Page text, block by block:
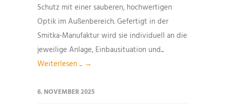
Schutz mit einer sauberen, hochwertigen
Optik im Außenbereich. Gefertigt in der
Smitka-Manufaktur wird sie individuell an die
jeweilige Anlage, Einbausituation und...
Weiterlesen ... →
6. NOVEMBER 2025